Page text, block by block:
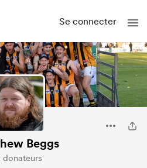
Se connecter
Beggs
donateurs